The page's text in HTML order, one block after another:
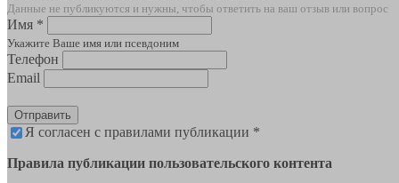
Данные не публикуются и нужны, чтобы ответить на ваш отзыв или вопрос
Имя *
Укажите Ваше имя или псевдоним
Телефон
Email
Отправить
Я согласен с правилами публикации *
Правила публикации пользовательского контента